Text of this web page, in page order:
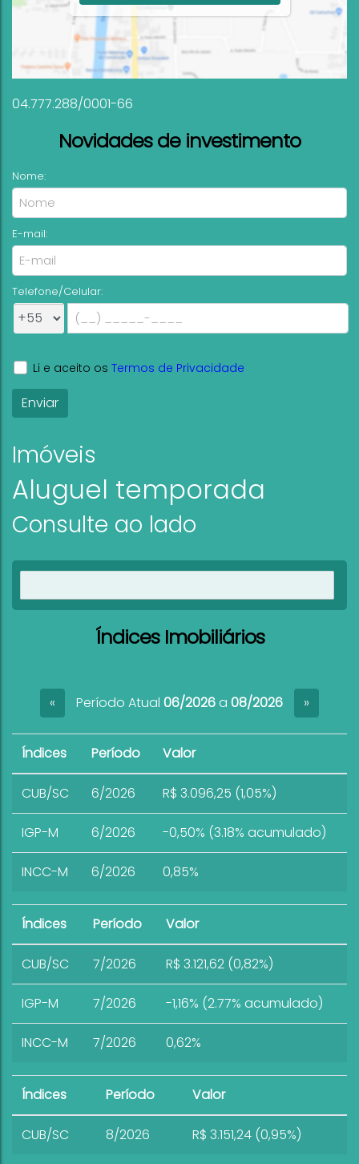
04.777.288/0001-66
Novidades de investimento
Nome:
E-mail:
Telefone/Celular:
Li e aceito os Termos de Privacidade
Imóveis
Aluguel temporada
Consulte ao lado
Índices Imobiliários
« Período Atual 06/2026a 08/2026 »
Índices Período Valor
CUB/SC 6/2026 R$ 3.096,25 (1,05%)
IGP-M 6/2026 -0,50% (3.18% acumulado)
INCC-M 6/2026 0,85%
Índices Período Valor
CUB/SC 7/2026 R$ 3.121,62 (0,82%)
IGP-M 7/2026 -1,16% (2.77% acumulado)
INCC-M 7/2026 0,62%
Índices Período Valor
CUB/SC 8/2026 R$ 3.151,24 (0,95%)